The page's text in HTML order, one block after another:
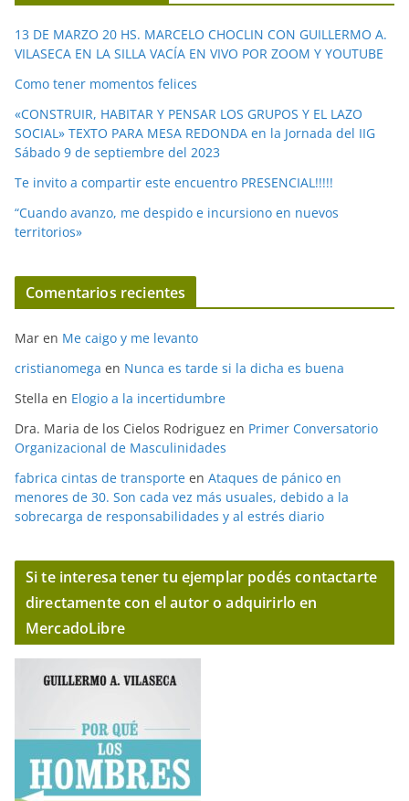
e
o
13 DE MARZO 20 HS. MARCELO CHOCLIN CON GUILLERMO A.
VILASECA EN LA SILLA VACÍA EN VIVO POR ZOOM Y YOUTUBE
Como tener momentos felices
«CONSTRUIR, HABITAR Y PENSAR LOS GRUPOS Y EL LAZO
SOCIAL» TEXTO PARA MESA REDONDA en la Jornada del IIG
Sábado 9 de septiembre del 2023
Te invito a compartir este encuentro PRESENCIAL!!!!!
“Cuando avanzo, me despido e incursiono en nuevos
territorios»
Comentarios recientes
Mar en Me caigo y me levanto
cristianomega en Nunca es tarde si la dicha es buena
Stella en Elogio a la incertidumbre
Dra. Maria de los Cielos Rodriguez en Primer Conversatorio
Organizacional de Masculinidades
fabrica cintas de transporte en Ataques de pánico en
menores de 30. Son cada vez más usuales, debido a la
sobrecarga de responsabilidades y al estrés diario
Si te interesa tener tu ejemplar podés contactarte
directamente con el autor o adquirirlo en
MercadoLibre